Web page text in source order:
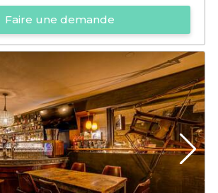
Faire une demande